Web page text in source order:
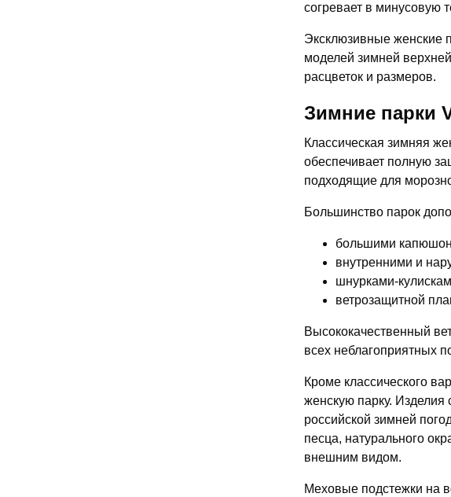
согревает в минусовую
Эксклюзивные женские
моделей зимней
расцветок и размеров.
Зимние парки
Классическая зимняя
обеспечивает полную
подходящие для
Большинство парок
большими
внутренними и
шнурками-
ветрозащитной
Высококачественный
всех неблагоприятных
Кроме классического
женскую парку. Изделия
российской зимней
песца, натурального
внешним видом.
Меховые подстежки на